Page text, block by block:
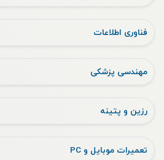
فناوری اطلاعات
مهندسی پزشکی
رزین و پتینه
تعمیرات موبایل و PC